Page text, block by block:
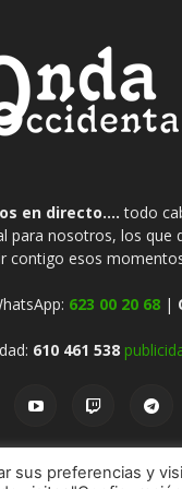
en directo.... todo
nosotros, los que
contigo esos
623 00 20 68|
610 461 538
sus preferencias y